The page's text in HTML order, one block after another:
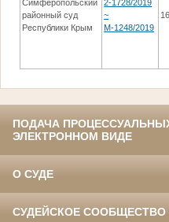
Симферопольский
районный суд
Республики Крым
2-1728/2019
~
М-1248/2019
ПОДАЧА
ЭЛЕКТРОННОМ ВИДЕ
О СУДЕ
СУДЕЙСКОЕ СООБЩЕСТВО